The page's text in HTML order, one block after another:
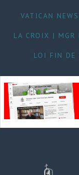
VATICAN
LA CROIX | MGR
LOI FIN DE